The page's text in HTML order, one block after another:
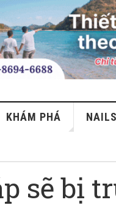
KHÁM PHÁ NAILS
sẽ bị